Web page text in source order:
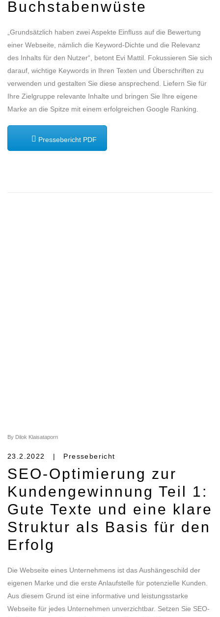
Buchstabenwüste
„Grundsätzlich haben zwei Aspekte Einfluss auf die Bewertung
einer Webseite, nämlich die Keyword-Dichte und die Relevanz
des Inhalts für den Nutzer“, betont Evi Mattil. Fokussieren Sie sich
darauf, wichtige Keywords in Ihren Texten und Überschriften zu
verwenden und gestalten Sie diese ansprechend. Liefern Sie für
Ihre Zielgruppe relevante Inhalte und bringen Sie Ihre eigene
Marke an die Spitze mit einem erfolgreichen Google Ranking.
Pressebericht PDF
By Dilok Klaisataporn
23.2.2022 | Pressebericht
SEO-Optimierung zur
Kundengewinnung Teil 1:
Gute Texte und eine klare
Struktur als Basis für den
Erfolg
Die Webseite eines Unternehmens ist das Aushängeschild der
eigenen Marke und die erste Anlaufstelle für potenzielle Kunden.
Aus diesem Grund ist eine informative und leistungsstarke
Webseite für jedes Unternehmen unverzichtbar. Setzen Sie SEO-